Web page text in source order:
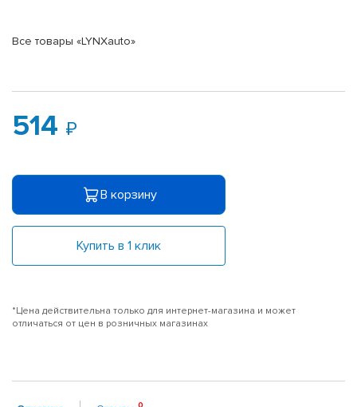
Все товары «LYNXauto»
514
В корзину
Купить в 1 клик
*Цена действительна только для интернет-магазина и может
отличаться от цен в розничных магазинах